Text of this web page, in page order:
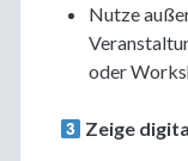
Nutze
oder
Zeige